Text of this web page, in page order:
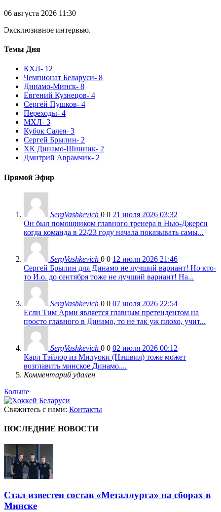
06 августа 2026 11:30
Эксклюзивное интервью.
Темы Дня
КХЛ- 12
Чемпионат Беларуси- 8
Динамо-Минск- 8
Евгений Кузнецов- 4
Сергей Пушков- 4
Переходы- 4
МХЛ- 3
Кубок Салея- 3
Сергей Брылин- 2
ХК Динамо-Шинник- 2
Дмитрий Аврамчик- 2
Прямой Эфир
SergVashkevich 0 0 21 июля 2026 03:32
Он был помощником главного тренера в Нью-Джерси
когда команда в 22/23 году начала показывать самы...
SergVashkevich 0 0 12 июля 2026 21:46
Сергей Брылин для Динамо не лучший вариант! Но кто-
то И.о. до сентября тоже не лучший вариант! На...
SergVashkevich 0 0 07 июля 2026 22:54
Если Тим Арми является главным претендентом на
просто главного в Динамо, то не так уж плохо, учит...
SergVashkevich 0 0 02 июля 2026 00:12
Карл Тэйлор из Милуоки (Нэшвил) тоже может
возглавить минское Динамо....
Комментарий удален
Больше
Свяжитесь с нами: Контакты
ПОСЛЕДНИЕ НОВОСТИ
Стал известен состав «Металлурга» на сборах в
Минске